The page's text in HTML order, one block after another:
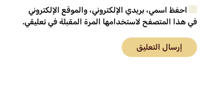
احفظ اسمي، بريدي الإلكتروني، والموقع الإلكتروني
في هذا المتصفح لاستخدامها المرة المقبلة في تعليقي.
إرسال التعليق